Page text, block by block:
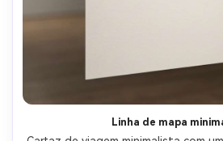
Linha de mapa